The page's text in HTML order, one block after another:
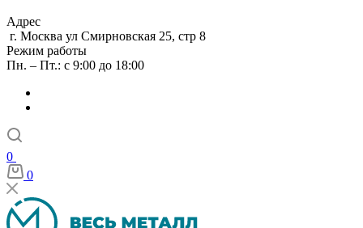
Адрес
г. Москва ул Смирновская 25, стр 8
Режим работы
Пн. – Пт.: с 9:00 до 18:00
0
0